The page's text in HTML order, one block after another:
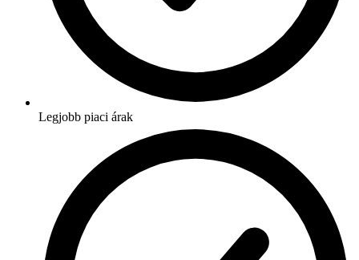
Legjobb piaci árak